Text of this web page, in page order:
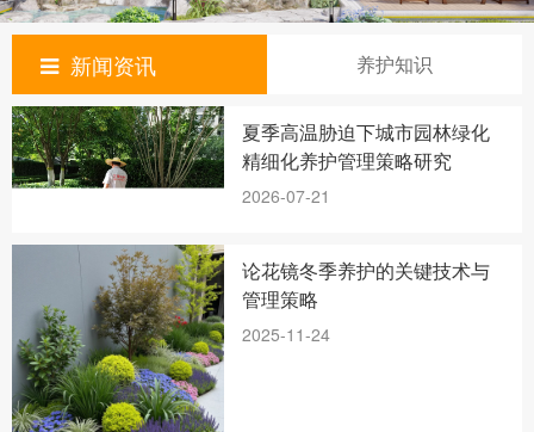
新闻资讯 养护知识
夏季高温胁迫下城市园林绿化
精细化养护管理策略研究
2026-07-21
论花镜冬季养护的关键技术与
管理策略
2025-11-24